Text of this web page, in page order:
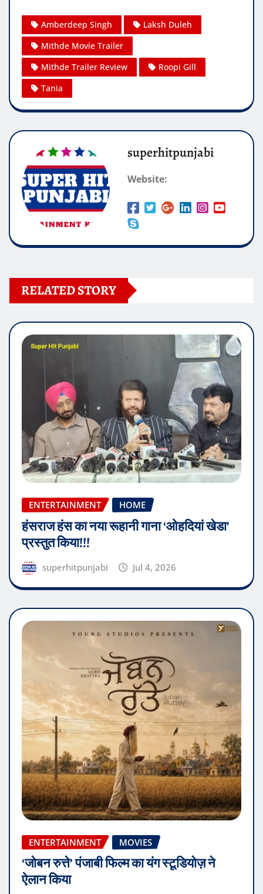
Amberdeep Singh
Laksh Duleh
Mithde Movie Trailer
Mithde Trailer Review
Roopi Gill
Tania
superhitpunjabi
Website:
RELATED STORY
ENTERTAINMENT HOME
हंसराज हंस का नया रूहानी गाना ‘ओहदियां खेडा’
प्रस्तुत किया!!!
superhitpunjabi Jul 4, 2026
ENTERTAINMENT MOVIES
‘जोबन रुत्ते’ पंजाबी फिल्म का यंग स्टूडियोज़ ने
ऐलान किया